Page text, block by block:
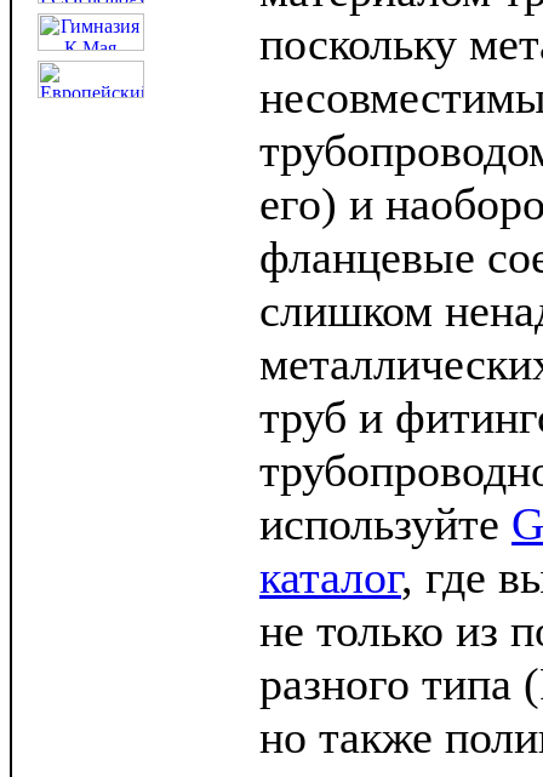
поскольку
его) и
фланцевые
слишком
труб и
используйте
каталог, где
не только из
разного
но также